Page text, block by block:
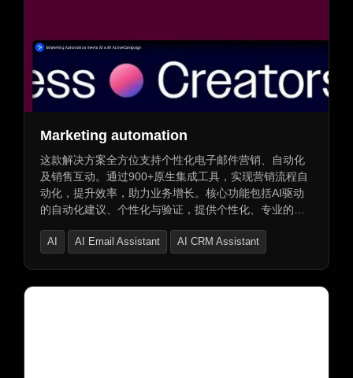
Marketing automation
这款解决方案全方位支持个性化电子邮件营销、自动化
及销售互动。通过900+原生集成工具，实现营销流程自
动化，提升效率，助力业务增长。核心功能包括AI驱动
的自动化建议、个性化与验证，提供个性化、专业的电
新增AI活动生成器、活动日历和联系人性能报告，可创
AI AI Email Assistant AI CRM Assistant